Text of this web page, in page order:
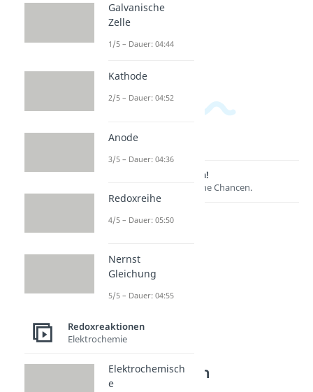
Lernen lohnt sich!
Entdecke hier deine Chancen.
Redoxreaktionen
Galvanische
Zelle
1/5 – Dauer: 04:44
Kathode
2/5 – Dauer: 04:52
Anode
3/5 – Dauer: 04:36
Redoxreihe
4/5 – Dauer: 05:50
Nernst
Gleichung
5/5 – Dauer: 04:55
Redoxreaktionen
Elektrochemie
Elektrochemisch
e